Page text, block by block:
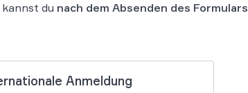
du nach dem Absenden des Formulars
Anmeldung